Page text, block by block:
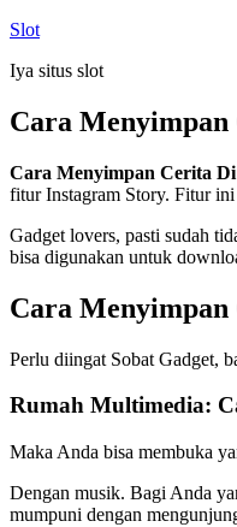
Skip
content
Slot
Iya situs slot
Cara
Cara Menyimpan Cerita
fitur Instagram Story. Fitur
Gadget lovers, pasti sudah
bisa digunakan untuk
Cara
Perlu diingat Sobat Gadget,
Rumah Multimedia:
Maka Anda bisa membuka
Dengan musik. Bagi Anda
mumpuni dengan